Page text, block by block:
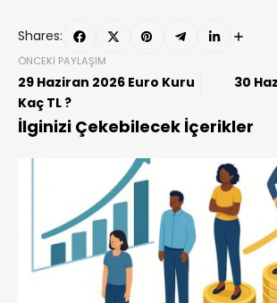
Shares:
ÖNCEKI PAYLAŞIM
29 Haziran 2026 Euro Kuru
Kaç TL ?
30
İlginizi Çekebilecek İçerikler